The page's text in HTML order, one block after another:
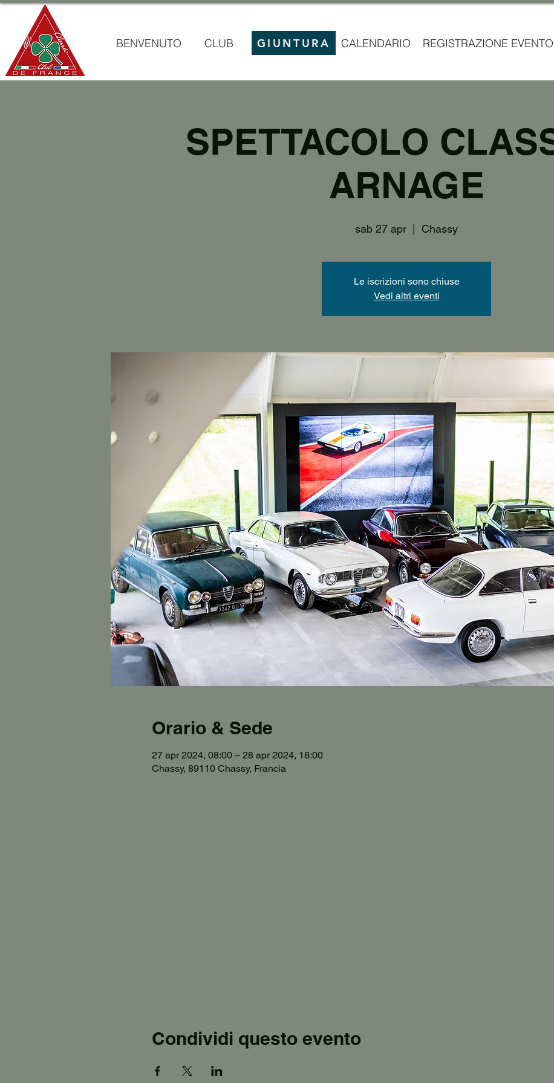
BENVENUTO CLUB GIUNTURA CALENDARIO REGISTRAZIONE EVENTO
SPETTACOLO
ARNAGE
sab 27 apr Chassy
Le iscrizioni sono chiuse
Vedi altri eventi
Orario & Sede
27 apr 2024, 08:00 – 28 apr 2024, 18:00
Chassy, 89110 Chassy, Francia
Condividi questo evento